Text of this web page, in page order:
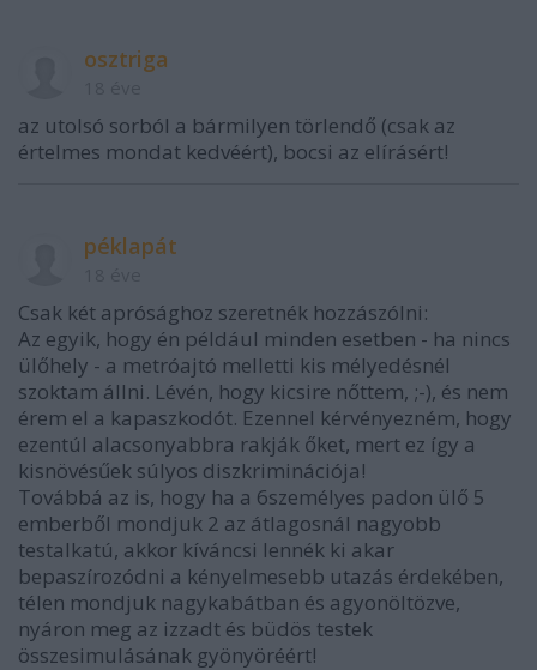
osztriga
az utolsó sorból a bármilyen törlendő (csak az
értelmes mondat kedvéért), bocsi az elírásért!
péklapát
Csak két aprósághoz szeretnék hozzászólni:
Az egyik, hogy én például minden esetben - ha nincs
ülőhely - a metróajtó melletti kis mélyedésnél
szoktam állni. Lévén, hogy kicsire nőttem, ;-), és nem
érem el a kapaszkodót. Ezennel kérvényezném, hogy
ezentúl alacsonyabbra rakják őket, mert ez így a
kisnövésűek súlyos diszkriminációja!
Továbbá az is, hogy ha a 6személyes padon ülő 5
emberből mondjuk 2 az átlagosnál nagyobb
testalkatú, akkor kíváncsi lennék ki akar
bepaszírozódni a kényelmesebb utazás érdekében,
télen mondjuk nagykabátban és agyonöltözve,
nyáron meg az izzadt és büdös testek
összesimulásának gyönyöréért!